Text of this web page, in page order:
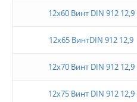
12х60 Винт DIN 912 12,9
12х65 ВинтDIN 912 12,9
12х70 Винт DIN 912 12,9
12х75 Винт DIN 912 12,9